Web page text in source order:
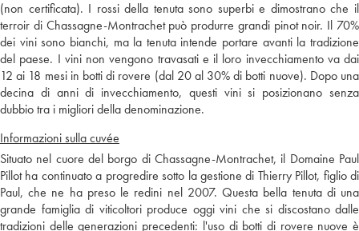
(non certificata). I rossi della tenuta sono superbi e dimostrano che il
terroir di Chassagne-Montrachet può produrre grandi pinot noir. Il 70%
dei vini sono bianchi, ma la tenuta intende portare avanti la tradizione
del paese. I vini non vengono travasati e il loro invecchiamento va dai
12 ai 18 mesi in botti di rovere (dal 20 al 30% di botti nuove). Dopo una
decina di anni di invecchiamento, questi vini si posizionano senza
dubbio tra i migliori della denominazione.
Informazioni sulla cuvée
Situato nel cuore del borgo di Chassagne-Montrachet, il Domaine Paul
Pillot ha continuato a progredire sotto la gestione di Thierry Pillot, figlio di
Paul, che ne ha preso le redini nel 2007. Questa bella tenuta di una
grande famiglia di viticoltori produce oggi vini che si discostano dalle
tradizioni delle generazioni precedenti: l'uso di botti di rovere nuove è